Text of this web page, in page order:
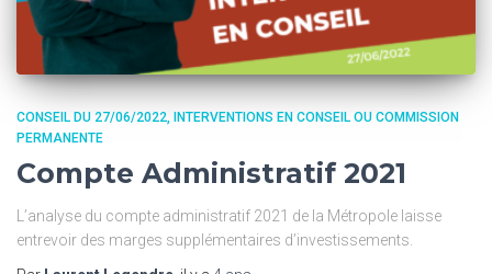
CONSEIL DU 27/06/2022
INTERVENTIONS EN CONSEIL OU COMMISSION
PERMANENTE
Compte Administratif 2021
L’analyse du compte administratif 2021 de la Métropole laisse
entrevoir des marges supplémentaires d’investissements.